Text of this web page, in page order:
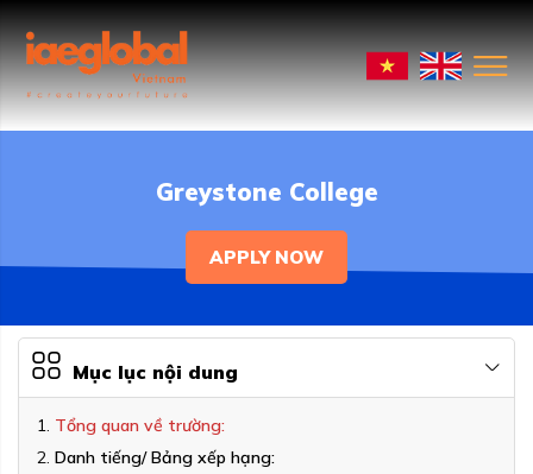
Greystone College
APPLY NOW
Mục lục nội dung
Tổng quan về trường:
Danh tiếng/ Bảng xếp hạng: